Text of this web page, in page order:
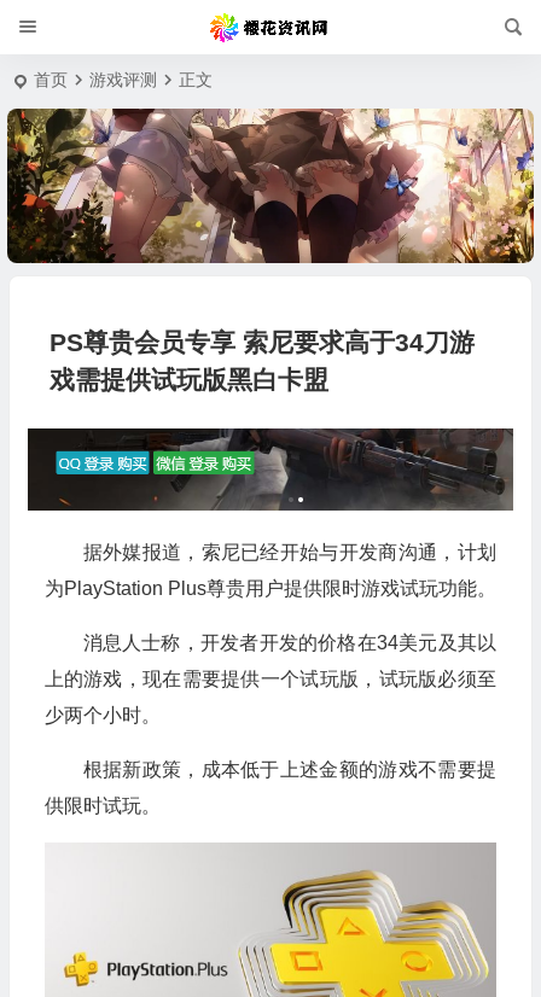
首页 游戏评测 正文
PS尊贵会员专享 索尼要求高于34刀游
戏需提供试玩版黑白卡盟
据外媒报道，索尼已经开始与开发商沟通，计划
为PlayStation Plus尊贵用户提供限时游戏试玩功能。
消息人士称，开发者开发的价格在34美元及其以
上的游戏，现在需要提供一个试玩版，试玩版必须至
少两个小时。
根据新政策，成本低于上述金额的游戏不需要提
供限时试玩。